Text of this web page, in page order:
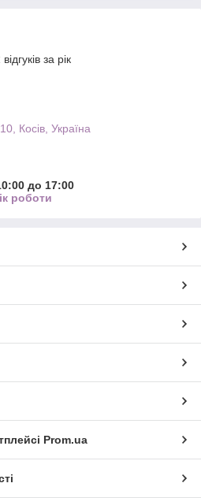
за рік
Косів, Україна
до 17:00
роботи
Prom.ua